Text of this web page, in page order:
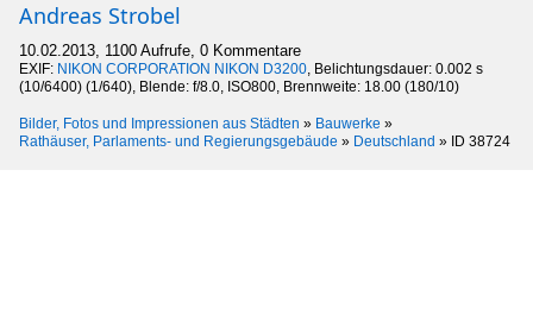
Andreas Strobel
10.02.2013, 1100 Aufrufe, 0 Kommentare
EXIF: NIKON CORPORATION NIKON D3200, Belichtungsdauer: 0.002 s
(10/6400) (1/640), Blende: f/8.0, ISO800, Brennweite: 18.00 (180/10)
Bilder, Fotos und Impressionen aus Städten » Bauwerke »
Rathäuser, Parlaments- und Regierungsgebäude » Deutschland » ID 38724